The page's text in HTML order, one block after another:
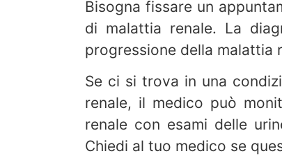
Bisogna fissare un
di malattia renale. La
progressione della malattia
Se ci si trova in una
renale, il medico può
renale con esami delle
Chiedi al tuo medico se